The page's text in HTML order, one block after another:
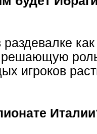
роль
игроков